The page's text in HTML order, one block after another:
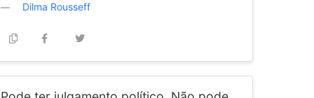
Dilma Rousseff